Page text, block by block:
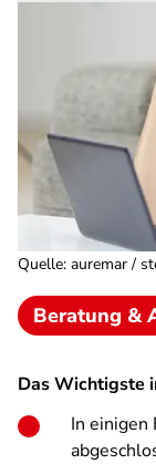
Quelle: auremar /
Beratung &
Das Wichtigste
In einigen